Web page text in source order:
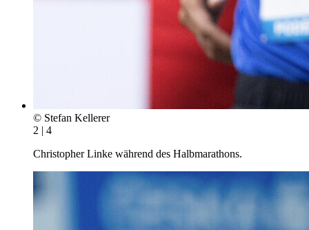
© Stefan Kellerer
2 | 4
Christopher Linke während des Halbmarathons.